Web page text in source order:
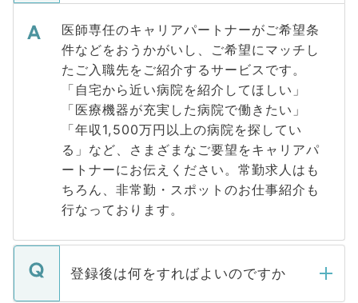
医師専任のキャリアパートナーがご希望条
件などをおうかがいし、ご希望にマッチし
たご入職先をご紹介するサービスです。
「自宅から近い病院を紹介してほしい」
「医療機器が充実した病院で働きたい」
「年収1,500万円以上の病院を探してい
る」など、さまざまなご要望をキャリアパ
ートナーにお伝えください。常勤求人はも
ちろん、非常勤・スポットのお仕事紹介も
行なっております。
登録後は何をすればよいのですか